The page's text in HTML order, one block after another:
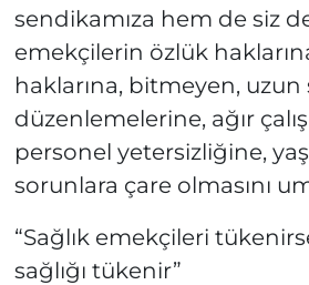
sendikamıza hem de siz
emekçilerin özlük
haklarına, bitmeyen,
düzenlemelerine, ağır
personel yetersizliğine,
sorunlara çare olmasını
“Sağlık emekçileri
sağlığı tükenir”